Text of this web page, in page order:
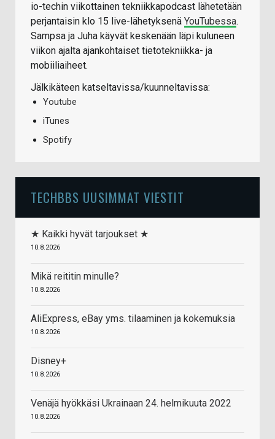
io-techin viikottainen tekniikkapodcast lähetetään
perjantaisin klo 15 live-lähetyksenä YouTubessa.
Sampsa ja Juha käyvät keskenään läpi kuluneen
viikon ajalta ajankohtaiset tietotekniikka- ja
mobiiliaiheet.
Jälkikäteen katseltavissa/kuunneltavissa:
Youtube
iTunes
Spotify
TECHBBS UUSIMMAT VIESTIT
★ Kaikki hyvät tarjoukset ★
10.8.2026
Mikä reititin minulle?
10.8.2026
AliExpress, eBay yms. tilaaminen ja kokemuksia
10.8.2026
Disney+
10.8.2026
Venäjä hyökkäsi Ukrainaan 24. helmikuuta 2022
10.8.2026